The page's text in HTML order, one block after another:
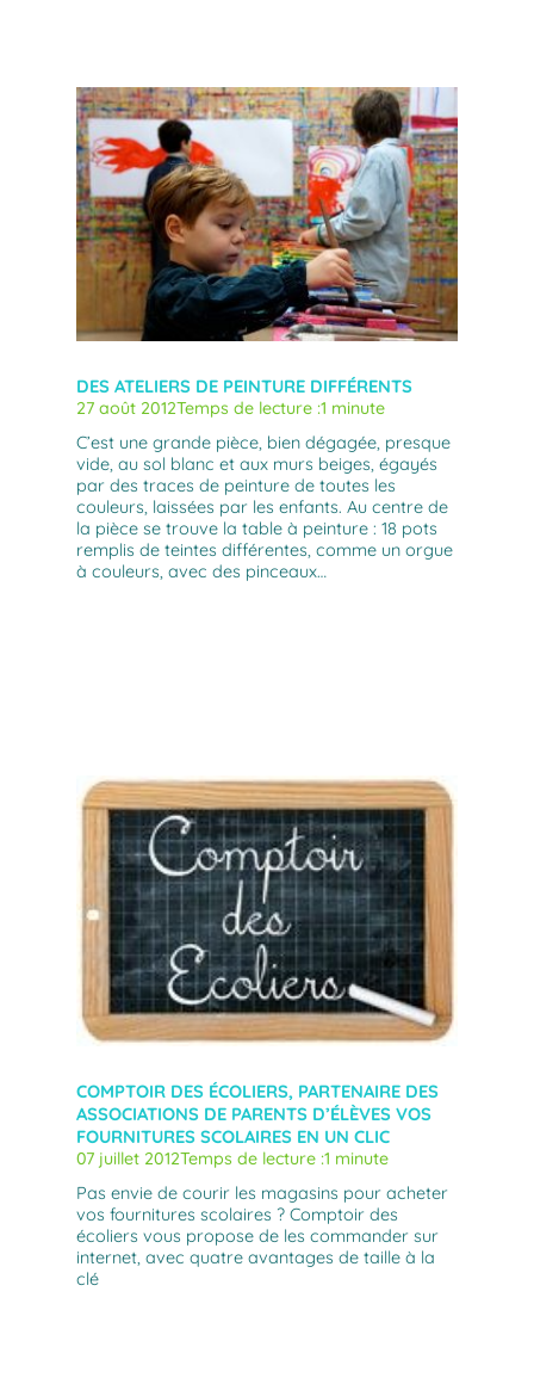
DES ATELIERS DE PEINTURE DIFFÉRENTS
27 août 2012Temps de lecture :1 minute
C’est une grande pièce, bien dégagée, presque
vide, au sol blanc et aux murs beiges, égayés
par des traces de peinture de toutes les
couleurs, laissées par les enfants. Au centre de
la pièce se trouve la table à peinture : 18 pots
remplis de teintes différentes, comme un orgue
à couleurs, avec des pinceaux…
COMPTOIR DES ÉCOLIERS, PARTENAIRE DES
ASSOCIATIONS DE PARENTS D’ÉLÈVES VOS
FOURNITURES SCOLAIRES EN UN CLIC
07 juillet 2012Temps de lecture :1 minute
Pas envie de courir les magasins pour acheter
vos fournitures scolaires ? Comptoir des
écoliers vous propose de les commander sur
internet, avec quatre avantages de taille à la
clé